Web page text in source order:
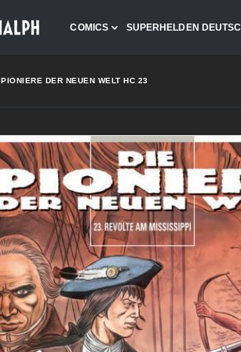
COMICS SUPERHELDEN
PIONIERE DER NEUEN WELT HC 23